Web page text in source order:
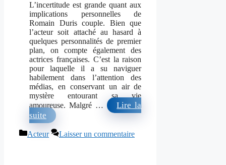
L’incertitude est grande quant aux
implications personnelles de
Romain Duris couple. Bien que
l’acteur soit attaché au hasard à
quelques personnalités de premier
plan, on compte également des
actrices françaises. C’est la raison
pour laquelle il a su naviguer
habilement dans l’attention des
médias, en conservant un air de
mystère entourant sa vie
amoureuse. Malgré …
Lire la
suite
Catégories
Acteur Laisser un commentaire